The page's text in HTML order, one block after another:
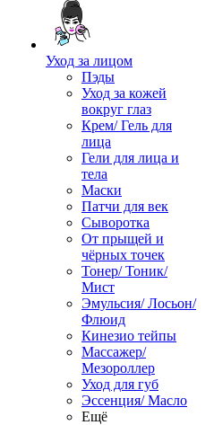
Уход за лицом
Пэды
Уход за кожей
вокруг глаз
Крем/ Гель для
лица
Гели для лица и
тела
Маски
Патчи для век
Сыворотка
От прыщей и
чёрных точек
Тонер/ Тоник/
Мист
Эмульсия/ Лосьон/
Флюид
Кинезио тейпы
Массажер/
Мезороллер
Уход для губ
Эссенция/ Масло
Ещё